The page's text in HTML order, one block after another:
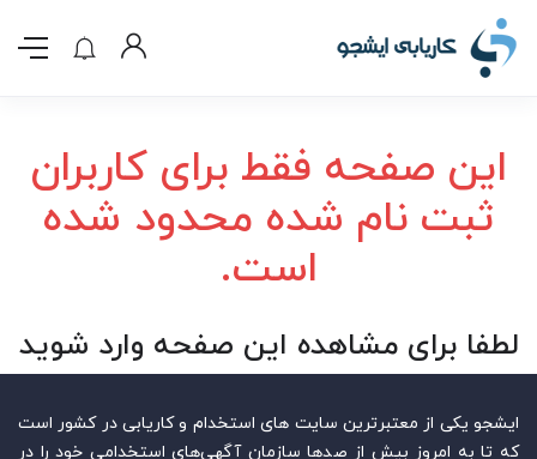
این صفحه فقط برای کاربران
ثبت نام شده محدود شده
است.
لطفا برای مشاهده این صفحه وارد شوید
ایشجو یکی از معتبرترین سایت‌ های استخدام و کاریابی در کشور است
که تا به امروز بیش از صدها سازمان آگهی‌های استخدامی خود را در